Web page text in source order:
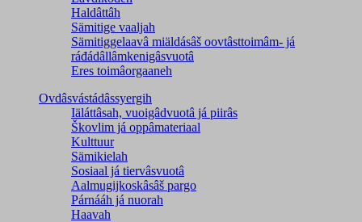
Haldâttâh
Sämitige vaaljah
Sämitiggelaavâ miäldásâš oovtâsttoimâm- já
ráđádâllâmkenigâsvuotâ
Eres toimâorgaaneh
Ovdâsvástádâssyergih
Iäláttâsah, vuoigâdvuotâ já piirâs
Škovlim já oppâmateriaal
Kulttuur
Sämikielah
Sosiaal já tiervâsvuotâ
Aalmugijkoskâsâš pargo
Párnááh já nuorah
Haavah